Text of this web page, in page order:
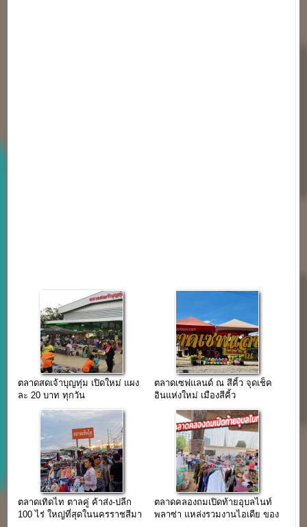
ตลาดสดเจ้าบุญทุ่ม เปิดใหม่ แผง
ละ 20 บาท ทุกวัน
ตลาดเซฟแลนด์ ณ สีคิ้ว จุดเช็ค
อินแห่งใหม่ เมืองสีคิ้ว
ตลาดเทิดไท ตาลคู่ ค้าส่ง-ปลีก
100 ไร่ ใหญ่ที่สุดในนครราชสีมา
ตลาดคลองถมเปิดท้ายอุบลไนท์
พลาซ่า แหล่งรวมงานไอเดีย ของ